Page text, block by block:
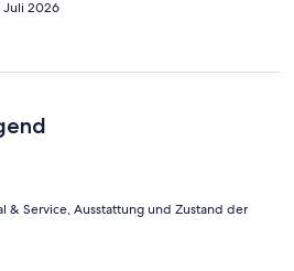
we would happily stay here again.
Juli 2026
& Service, Ausstattung und Zustand der